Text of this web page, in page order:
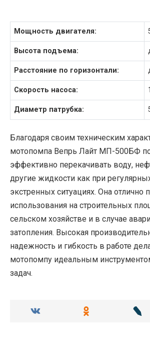
Мощность двигателя:
Высота подъема:
Расстояние по горизонтали:
Скорость насоса:
Диаметр патрубка:
Благодаря своим техническим
мотопомпа Вепрь Лайт МП-500БФ
эффективно перекачивать воду,
другие жидкости как при
экстренных ситуациях. Она отлично
использования на строительных
сельском хозяйстве и в случае
затопления. Высокая
надежность и гибкость в работе
мотопомпу идеальным
задач.